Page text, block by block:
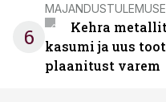
6
Kehra
kasumi ja uus
plaanitust varem